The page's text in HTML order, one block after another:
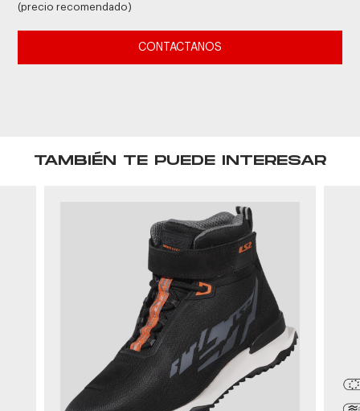
(precio recomendado)
CONTACTANOS
TAMBIÉN TE PUEDE INTERESAR